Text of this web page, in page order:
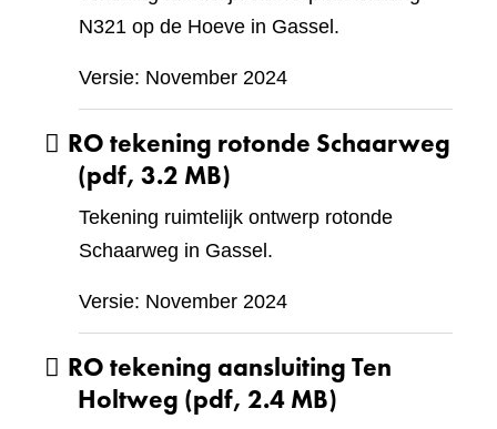
N321 op de Hoeve in Gassel.
Versie: November 2024
RO tekening rotonde Schaarweg
(pdf, 3.2 MB)
Tekening ruimtelijk ontwerp rotonde
Schaarweg in Gassel.
Versie: November 2024
RO tekening aansluiting Ten
Holtweg (pdf, 2.4 MB)